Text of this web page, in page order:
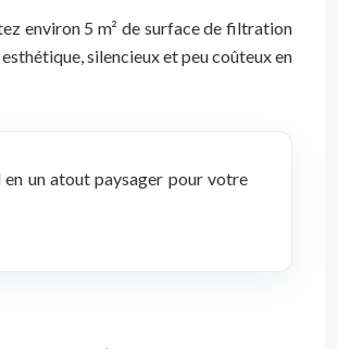
environ 5 m² de surface de filtration
silencieux et peu coûteux en
un atout paysager pour votre